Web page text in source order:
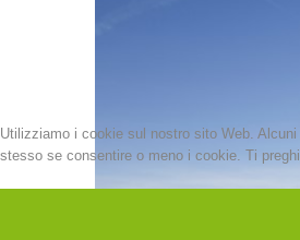
Utilizziamo i cookie sul nostro sito Web.
stesso se consentire o meno i cookie. Ti